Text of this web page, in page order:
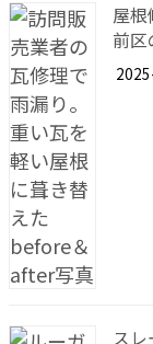
屋
前区
ス